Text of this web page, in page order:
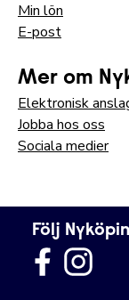
Min lön
E-post
Mer om
Elektronisk
Jobba hos oss
Sociala medier
Följ